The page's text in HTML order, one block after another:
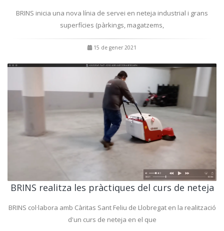
BRINS inicia una nova línia de servei en neteja industrial i grans
superfícies (pàrkings, magatzems,
15 de gener 2021
BRINS realitza les pràctiques del curs de neteja
BRINS col·labora amb Càritas Sant Feliu de Llobregat en la realització
d'un curs de neteja en el que